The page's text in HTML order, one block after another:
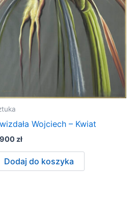
Wojciech – Kwiat
zł
Dodaj do koszyka